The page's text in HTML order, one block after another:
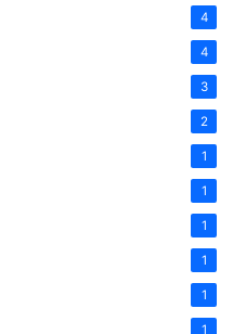
4
4
3
2
1
1
1
1
1
1